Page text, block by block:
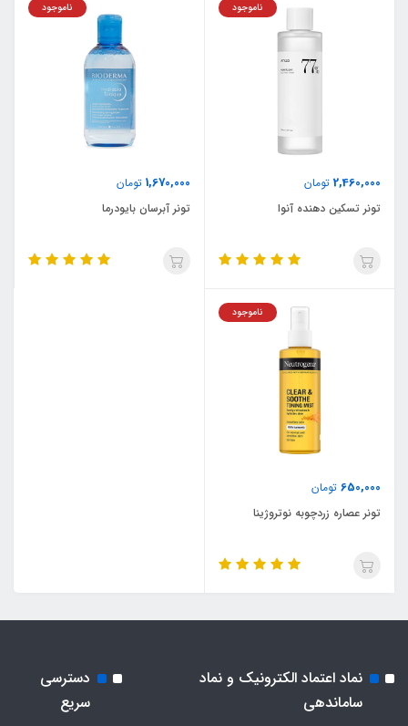
2,460,000 تومان
ناموجود
تونر تسکین دهنده آنوا
1,670,000 تومان
ناموجود
تونر آبرسان بایودرما
650,000 تومان
ناموجود
تونر عصاره زردچوبه نوتروژینا
نماد اعتماد الکترونیک و نماد
ساماندهی
دسترسی
سریع